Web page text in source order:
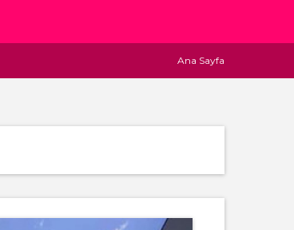
Ana Sayfa